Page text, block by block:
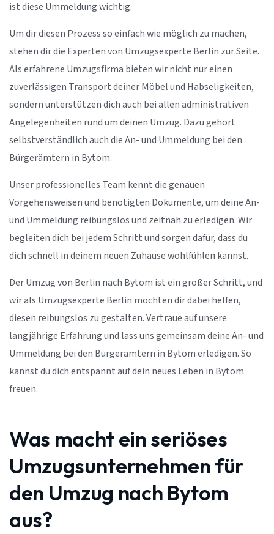
ist diese Ummeldung wichtig.
Um dir diesen Prozess so einfach wie möglich zu machen,
stehen dir die Experten von Umzugsexperte Berlin zur Seite.
Als erfahrene Umzugsfirma bieten wir nicht nur einen
zuverlässigen Transport deiner Möbel und Habseligkeiten,
sondern unterstützen dich auch bei allen administrativen
Angelegenheiten rund um deinen Umzug. Dazu gehört
selbstverständlich auch die An- und Ummeldung bei den
Bürgerämtern in Bytom.
Unser professionelles Team kennt die genauen
Vorgehensweisen und benötigten Dokumente, um deine An-
und Ummeldung reibungslos und zeitnah zu erledigen. Wir
begleiten dich bei jedem Schritt und sorgen dafür, dass du
dich schnell in deinem neuen Zuhause wohlfühlen kannst.
Der Umzug von Berlin nach Bytom ist ein großer Schritt, und
wir als Umzugsexperte Berlin möchten dir dabei helfen,
diesen reibungslos zu gestalten. Vertraue auf unsere
langjährige Erfahrung und lass uns gemeinsam deine An- und
Ummeldung bei den Bürgerämtern in Bytom erledigen. So
kannst du dich entspannt auf dein neues Leben in Bytom
freuen.
Was macht ein seriöses
Umzugsunternehmen für
den Umzug nach Bytom
aus?